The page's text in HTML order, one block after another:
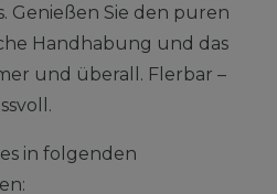
Genießen Sie den puren
Handhabung und das
und überall. Flerbar –
in folgenden